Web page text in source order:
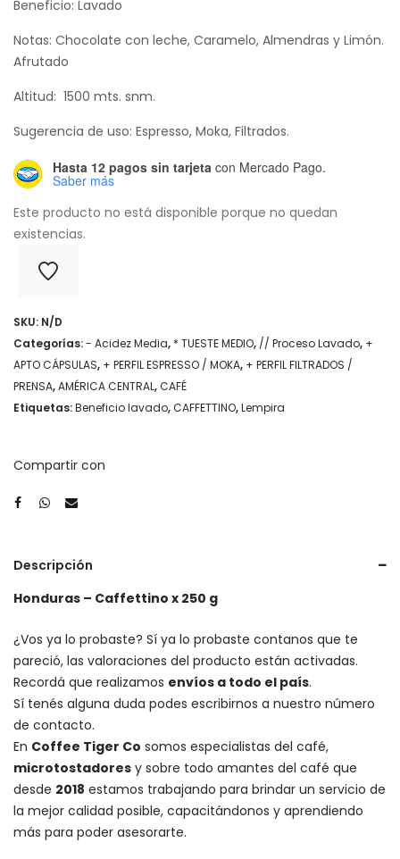
Beneficio: Lavado
Notas: Chocolate con leche, Caramelo, Almendras y Limón.
Afrutado
Altitud: 1500 mts. snm.
Sugerencia de uso: Espresso, Moka, Filtrados.
Hasta 12 pagos sin tarjeta con Mercado Pago.
Saber más
Este producto no está disponible porque no quedan
existencias.
SKU: N/D
Categorías:- Acidez Media, * TUESTE MEDIO, // Proceso Lavado, +
APTO CÁPSULAS, + PERFIL ESPRESSO / MOKA, + PERFIL FILTRADOS /
PRENSA,AMÉRICA CENTRAL,CAFÉ
Etiquetas:Beneficio lavado,CAFFETTINO,Lempira
Compartir con
Descripción
Honduras – Caffettino x 250 g
¿Vos ya lo probaste? Sí ya lo probaste contanos que te
pareció, las valoraciones del producto están activadas.
Recordá que realizamos envíos a todo el país.
Sí tenés alguna duda podes escribirnos a nuestro número
de contacto.
En Coffee Tiger Co somos especialistas del café,
microtostadores y sobre todo amantes del café que
desde 2018 estamos trabajando para brindar un servicio de
la mejor calidad posible, capacitándonos y aprendiendo
más para poder asesorarte.